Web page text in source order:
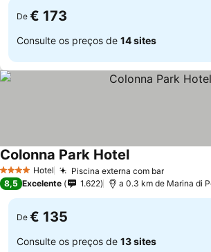
De € 173
Consulte os preços de 14 sites
4 EstrelasHotel Piscina externa com barVer
Colonna Park HotelVer preços
8,5 Excelente 1.622 a 0.3 km de Marina di
De € 135
Consulte os preços de 13 sites